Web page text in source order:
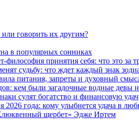
говорить их другим?
в популярных сонниках
философия принятия себя: что это за
судьбу: что ждет каждый знак
питания, запреты и духовный
кем были загадочные водные девы
сулят богатство и финансовую
2026 года: кому улыбнется удача в
щербет» Эдже Иртем